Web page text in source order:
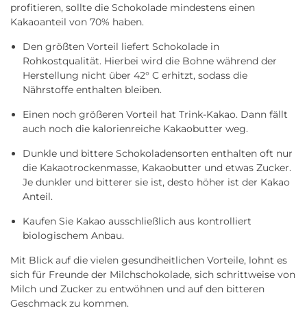
profitieren, sollte die Schokolade mindestens einen
Kakaoanteil von 70% haben.
Den größten Vorteil liefert Schokolade in
Rohkostqualität. Hierbei wird die Bohne während der
Herstellung nicht über 42° C erhitzt, sodass die
Nährstoffe enthalten bleiben.
Einen noch größeren Vorteil hat Trink-Kakao. Dann fällt
auch noch die kalorienreiche Kakaobutter weg.
Dunkle und bittere Schokoladensorten enthalten oft nur
die Kakaotrockenmasse, Kakaobutter und etwas Zucker.
Je dunkler und bitterer sie ist, desto höher ist der Kakao
Anteil.
Kaufen Sie Kakao ausschließlich aus kontrolliert
biologischem Anbau.
Mit Blick auf die vielen gesundheitlichen Vorteile, lohnt es
sich für Freunde der Milchschokolade, sich schrittweise von
Milch und Zucker zu entwöhnen und auf den bitteren
Geschmack zu kommen.